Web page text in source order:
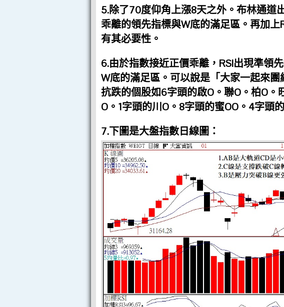
5.除了70度仰角上漲8天之外。布林通道
乖離的領先指標與W底的滿足區。再加
有其必要性。
6.由於指數接近正價乖離，RSI出現準領
W底的滿足區。可以說是「大家一起來
抗跌的個股如6字頭的啟O。聯O。柏O。
O。1字頭的川O。8字頭的蜜OO。4字頭
7.下圖是大盤指數日線圖：